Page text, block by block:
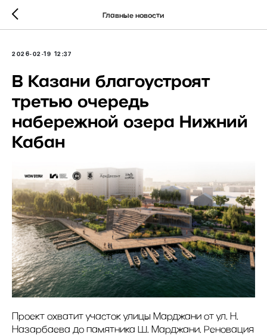
Главные новости
2026-02-19 12:37
В Казани благоустроят
третью очередь
набережной озера Нижний
Кабан
Проект охватит участок улицы Марджани от ул. Н.
Назарбаева до памятника Ш. Марджани. Реновация